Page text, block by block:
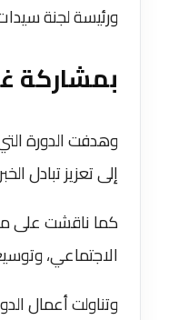
ورئيسة لجنة
بمشاركة
إلى تعزيز تبادل
كما ناقشت على
الاجتماعي،
وتناولت أعمال